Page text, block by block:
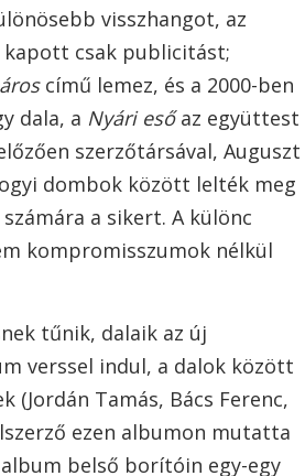
visszhangot, az
csak publicitást;
című lemez, és a 2000-ben
dala, a Nyári esőaz együttest
szerzőtársával, Auguszt
dombok között lelték meg
a sikert. A különc
kompromisszumok nélkül
tűnik, dalaik az új
verssel indul, a dalok között
(Jordán Tamás, Bács Ferenc,
ezen albumon mutatta
belső borítóin egy-egy